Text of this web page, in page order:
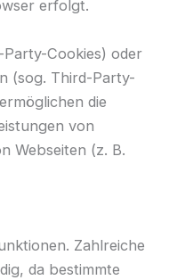
erfolgt.
Cookies) oder
(sog. Third-Party-
die
von
Webseiten (z. B.
Zahlreiche
da bestimmte